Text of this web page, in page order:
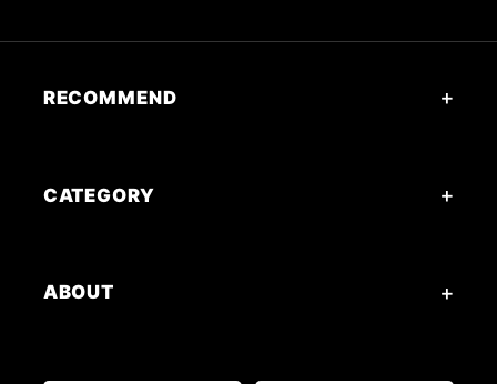
RECOMMEND
CATEGORY
ABOUT